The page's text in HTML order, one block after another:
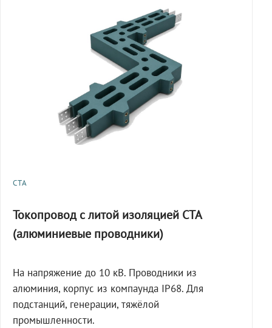
СТА
Токопровод с литой изоляцией СТА
(алюминиевые проводники)
На напряжение до 10 кВ. Проводники из
алюминия, корпус из компаунда IP68. Для
подстанций, генерации, тяжёлой
промышленности.